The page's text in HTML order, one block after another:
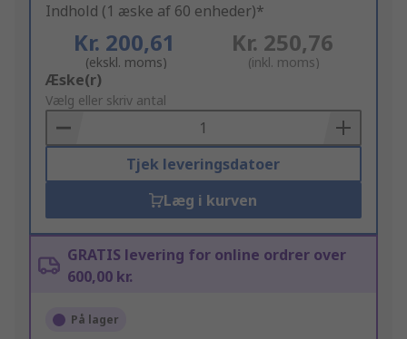
Indhold (1 æske af 60 enheder)*
Kr. 200,61
(ekskl. moms)
Kr. 250,76
(inkl. moms)
Add
to
Basket
Æske(r)
Vælg eller skriv antal
Tjek leveringsdatoer
Læg i kurven
GRATIS levering for online ordrer over
600,00 kr.
På lager